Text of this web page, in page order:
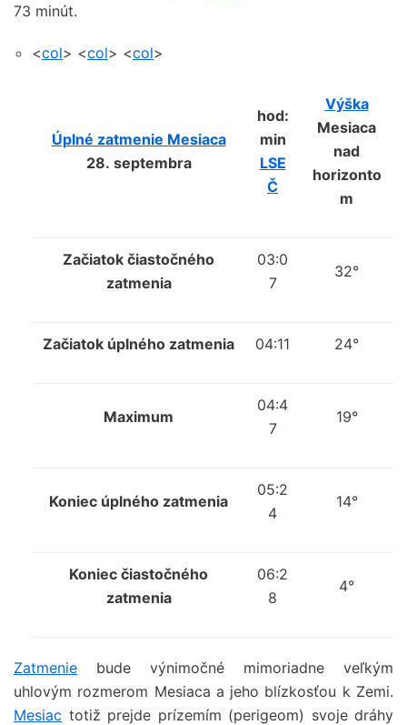
73 minút.
<col> <col> <col>
Úplné zatmenie Mesiaca
28. septembra
hod:
min
LSE
Č
Výška
Mesiaca
nad
horizonto
m
Začiatok čiastočného
zatmenia
03:0
7
32°
Začiatok úplného zatmenia 04:11 24°
Maximum
04:4
7
19°
Koniec úplného zatmenia
05:2
4
14°
Koniec čiastočného
zatmenia
06:2
8
4°
Zatmenie bude výnimočné mimoriadne veľkým
uhlovým rozmerom Mesiaca a jeho blízkosťou k Zemi.
Mesiac totiž prejde prízemím (perigeom) svoje dráhy